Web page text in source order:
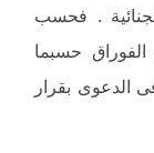
. فحسب
حسبما
الدعوى بقرار